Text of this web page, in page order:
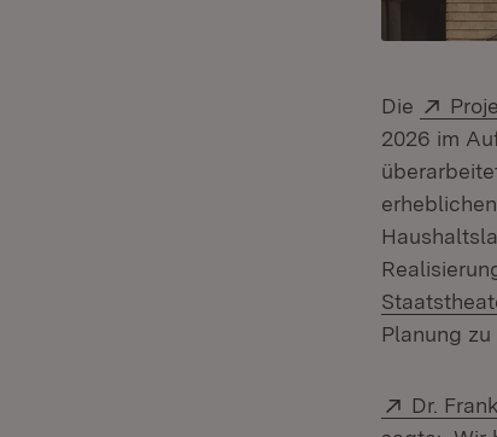
Die
2026 im
Planung zu
Extern:
Dr.